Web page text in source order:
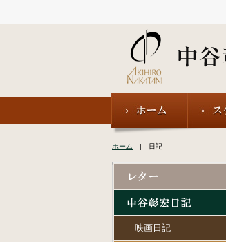
ホーム | 日記
映画日記